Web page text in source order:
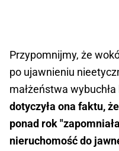
Przypomnijmy, że
po ujawnieniu
małżeństwa
dotyczyła ona faktu,
ponad rok
nieruchomość do